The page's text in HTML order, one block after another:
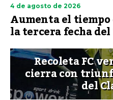
4 de agosto de 2026
Aumenta el
la tercera fecha
Recoleta FC
cierra con
del